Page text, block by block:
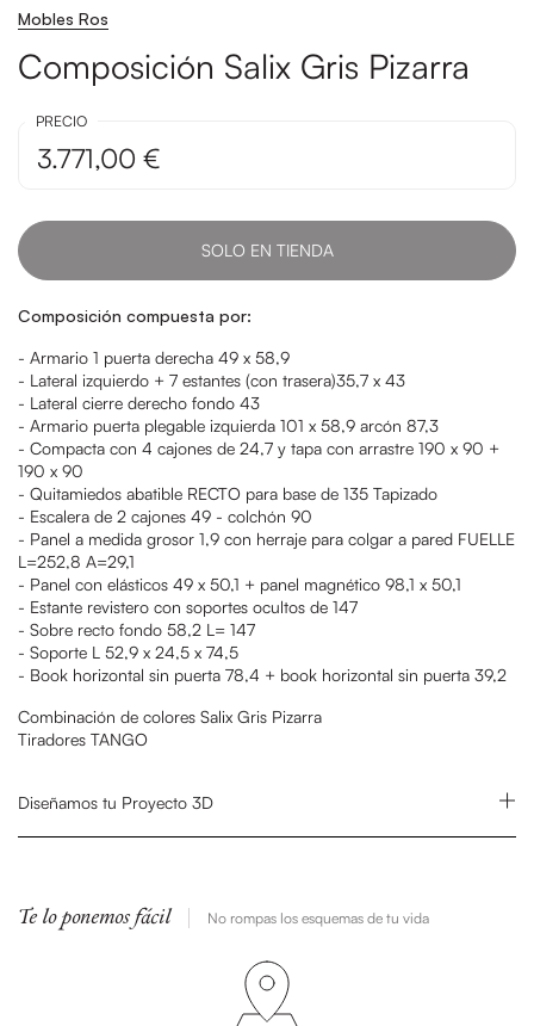
Mobles Ros
Composición Salix Gris Pizarra
PRECIO
3.771,00 €
SOLO EN TIENDA
Composición compuesta por:
- Armario 1 puerta derecha 49 x 58,9
- Lateral izquierdo + 7 estantes (con trasera)35,7 x 43
- Lateral cierre derecho fondo 43
- Armario puerta plegable izquierda 101 x 58,9 arcón 87,3
- Compacta con 4 cajones de 24,7 y tapa con arrastre 190 x 90 +
190 x 90
- Quitamiedos abatible RECTO para base de 135 Tapizado
- Escalera de 2 cajones 49 - colchón 90
- Panel a medida grosor 1,9 con herraje para colgar a pared FUELLE
L=252,8 A=29,1
- Panel con elásticos 49 x 50,1 + panel magnético 98,1 x 50,1
- Estante revistero con soportes ocultos de 147
- Sobre recto fondo 58,2 L= 147
- Soporte L 52,9 x 24,5 x 74,5
- Book horizontal sin puerta 78,4 + book horizontal sin puerta 39,2
Combinación de colores Salix Gris Pizarra
Tiradores TANGO
Diseñamos tu Proyecto 3D
Te lo ponemos fácil No rompas los esquemas de tu vida